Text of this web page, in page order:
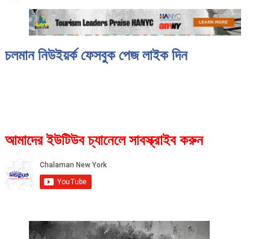
চলমান নিউইয়র্ক ফেসবুক পেজ লাইক দিন
আমাদের ইউটিউব চ্যানেলে সাবস্ক্রাইব করুন